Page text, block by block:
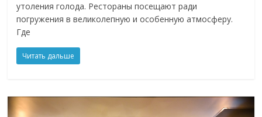
утоления голода. Рестораны посещают ради
погружения в великолепную и особенную атмосферу.
Где
Читать дальше